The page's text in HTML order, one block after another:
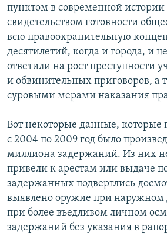
пунктом в современной
свидетельством готовности
всю правоохранительную
десятилетий, когда и города, и
ответили на рост преступности
и обвинительных приговоров, а
суровыми мерами наказания
Вот некоторые данные, которые
с 2004 по 2009 год было
миллиона задержаний. Из них не
привели к арестам или выдаче
задержанных подверглись
выявлено оружие при наружном
при более въедливом личном
задержаний без указания в